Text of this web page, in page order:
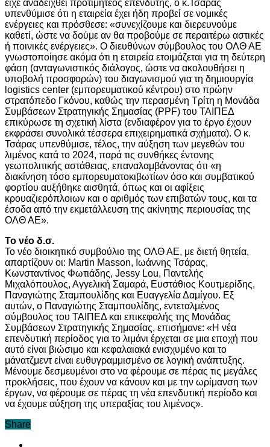
είχε αναδειχθεί προτιμητέος επενδυτής, ο κ.Τσάρας
υπενθύμισε ότι η εταιρεία έχει ήδη προβεί σε νομικές
ενέργειες και πρόσθεσε: «συνεχίζουμε και διερευνούμε
καθετί, ώστε να δούμε αν θα προβούμε σε περαιτέρω αστικές
ή ποινικές ενέργειες». Ο διευθύνων σύμβουλος του ΟΛΘ ΑΕ
γνωστοποίησε ακόμα ότι η εταιρεία ετοιμάζεται για τη δεύτερη
φάση (ανταγωνιστικός διάλογος, ώστε να ακολουθήσει η
υποβολή προσφορών) του διαγωνισμού για τη δημιουργία
logistics center (εμπορευματικού κέντρου) στο πρώην
στρατόπεδο Γκόνου, καθώς την περασμένη Τρίτη η Μονάδα
Συμβάσεων Στρατηγικής Σημασίας (PPF) του ΤΑΙΠΕΔ
επικύρωσε τη σχετική λίστα (ενδιαφέρον για το έργο έχουν
εκφράσει συνολικά τέσσερα επιχειρηματικά σχήματα). O κ.
Τσάρας υπενθύμισε, τέλος, την αύξηση των μεγεθών του
λιμένος κατά το 2024, παρά τις συνθήκες έντονης
γεωπολιτικής αστάθειας, επαναλαμβάνοντας ότι «η
διακίνηση τόσο εμπορευματοκιβωτίων όσο και συμβατικού
φορτίου αυξήθηκε αισθητά, όπως και οι αφίξεις
κρουαζιερόπλοιων και ο αριθμός των επιβατών τους, και τα
έσοδα από την εκμετάλλευση της ακίνητης περιουσίας της
ΟΛΘ ΑΕ».
Το νέο δ.σ.
Το νέο διοικητικό συμβούλιο της ΟΛΘ ΑΕ, με διετή θητεία,
απαρτίζουν οι: Martin Masson, Ιωάννης Τσάρας,
Κωνσταντίνος Φωτιάδης, Jessy Lou, Παντελής
Μιχαλόπουλος, Αγγελική Σαμαρά, Ευστάθιος Κουτμερίδης,
Παναγιώτης Σταμπουλίδης και Ευαγγελία Δαμίγου. Εξ
αυτών, ο Παναγιώτης Σταμπουλίδης, εντεταλμένος
σύμβουλος του ΤΑΙΠΕΔ και επικεφαλής της Μονάδας
Συμβάσεων Στρατηγικής Σημασίας, επισήμανε: «Η νέα
επενδυτική περίοδος για το λιμάνι έρχεται σε μια εποχή που
αυτό είναι βιώσιμο και κεφαλαιακά ενισχυμένο και το
μάνατζμεντ είναι ευθυγραμμισμένο σε λογική ανάπτυξης.
Μένουμε δεσμευμένοι στο να φέρουμε σε πέρας τις μεγάλες
προκλήσεις, που έχουν να κάνουν και με την ωρίμανση των
έργων, να φέρουμε σε πέρας τη νέα επενδυτική περίοδο και
να έχουμε αύξηση της υπεραξίας του λιμένος».
Share